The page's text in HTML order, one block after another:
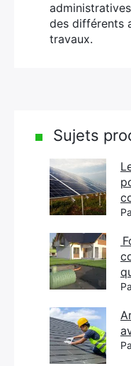
des différents
travaux.
Sujets